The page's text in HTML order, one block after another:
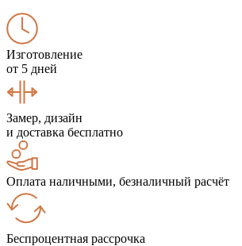
Изготовление
от 5 дней
Замер, дизайн
и доставка бесплатно
Оплата наличными, безналичный расчёт
Беспроцентная рассрочка